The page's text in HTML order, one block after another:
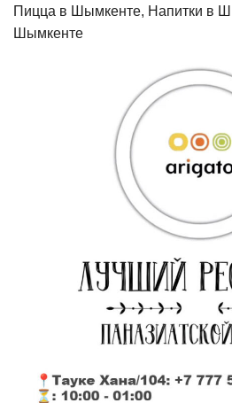
Пицца в Шымкенте, Напитки в
Шымкенте